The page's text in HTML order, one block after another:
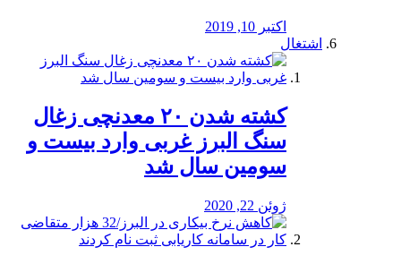
اکتبر 10, 2019
اشتغال
کشته شدن ۲۰ معدنچی زغال
سنگ البرز غربی وارد بیست و
سومین سال شد
ژوئن 22, 2020